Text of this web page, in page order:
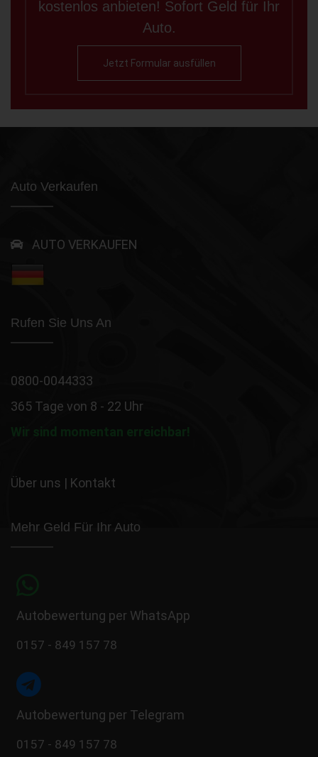
kostenlos anbieten! Sofort Geld für Ihr
Auto.
Jetzt Formular ausfüllen
Auto Verkaufen
AUTO VERKAUFEN
Rufen Sie Uns An
0800-0044333
365 Tage von 8 - 22 Uhr
Wir sind momentan erreichbar!
Über uns | Kontakt
Mehr Geld Für Ihr Auto
Autobewertung per WhatsApp
0157 - 849 157 78
Autobewertung per Telegram
0157 - 849 157 78